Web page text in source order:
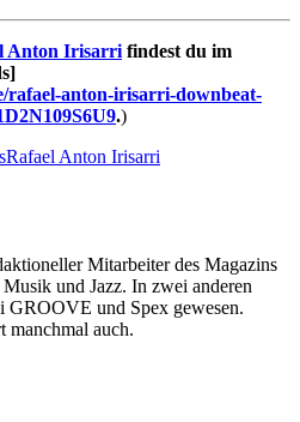
Anton Irisarri findest du im
rafael-anton-irisarri-downbeat-
.)
Rafael Anton Irisarri
Mitarbeiter des Magazins
und Jazz. In zwei anderen
GROOVE und Spex gewesen.
manchmal auch.